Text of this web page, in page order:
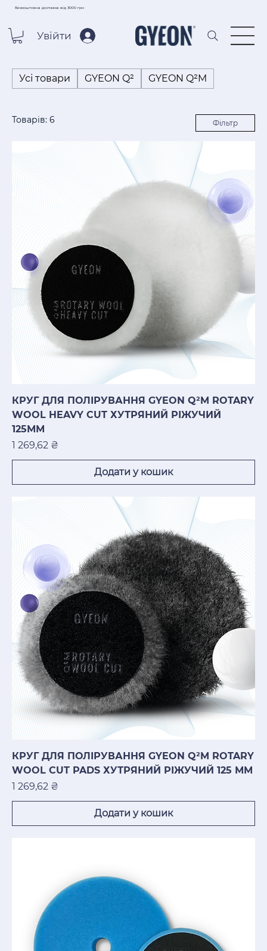
Безкоштовна доставка від 3000 грн
Увійти
Усі товари GYEON Q² GYEON Q²M
Товарів: 6 Фільтр
КРУГ ДЛЯ ПОЛІРУВАННЯ GYEON Q²M ROTARY
WOOL HEAVY CUT ХУТРЯНИЙ РІЖУЧИЙ
125ММ
Ціна
1 269,62 ₴
Додати у кошик
КРУГ ДЛЯ ПОЛІРУВАННЯ GYEON Q²M ROTARY
WOOL CUT PADS ХУТРЯНИЙ РІЖУЧИЙ 125 ММ
Ціна
1 269,62 ₴
Додати у кошик